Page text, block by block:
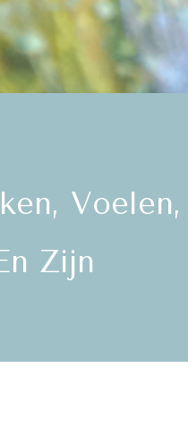
Voelen,
Zijn